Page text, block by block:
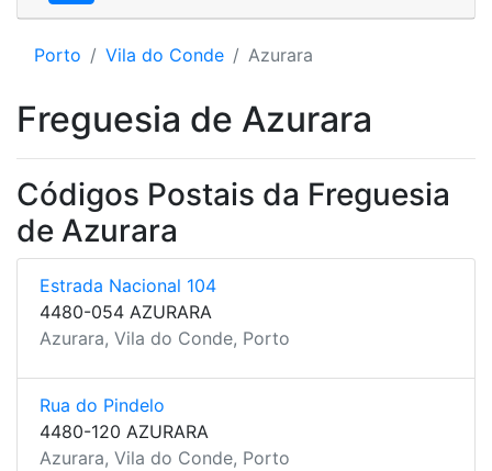
Porto Vila do Conde Azurara
Freguesia de Azurara
Códigos Postais da Freguesia
de Azurara
Estrada Nacional 104
4480-054 AZURARA
Azurara, Vila do Conde, Porto
Rua do Pindelo
4480-120 AZURARA
Azurara, Vila do Conde, Porto